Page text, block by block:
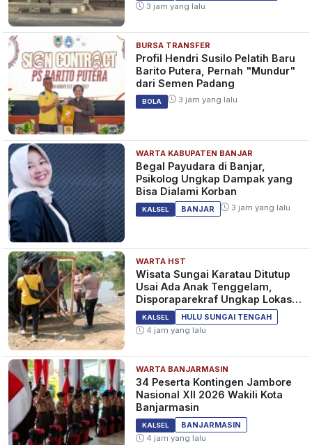
3 jam yang lalu
BURSA TRANSFER
Profil Hendri Susilo Pelatih Baru
Barito Putera, Pernah "Mundur"
dari Semen Padang
BOLA 3 jam yang lalu
WARTA KABUPATEN BANJAR
Begal Payudara di Banjar,
Psikolog Ungkap Dampak yang
Bisa Dialami Korban
KALSEL BANJAR 3 jam yang lalu
WARTA HST
Wisata Sungai Karatau Ditutup
Usai Ada Anak Tenggelam,
Disporaparekraf Ungkap Lokasi
Belum Berizin
KALSEL
HULU SUNGAI TENGAH
4 jam yang lalu
WARTA BANJARMASIN
34 Peserta Kontingen Jambore
Nasional XII 2026 Wakili Kota
Banjarmasin
KALSEL
BANJARMASIN
4 jam yang lalu